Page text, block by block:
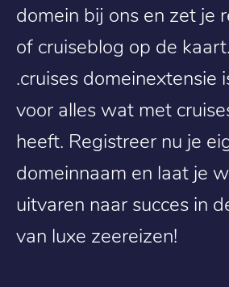
domein bij ons en zet je
of cruiseblog op de
.cruises domeinextensie
voor alles wat met
heeft. Registreer nu je
domeinnaam en laat je
uitvaren naar succes in
van luxe zeereizen!